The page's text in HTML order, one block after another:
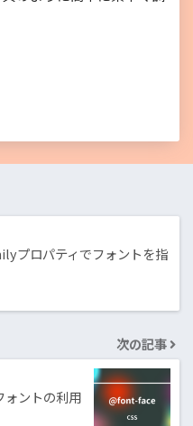
プロパティでフォントを指
次の記事
ォントの利用